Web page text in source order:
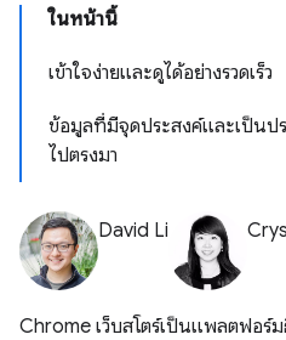
ในหน้านี้
เข้าใจง่ายและดูได้อย่างรวดเร็ว
ข้อมูลที่มีจุดประสงค์และเป็นปร
ไปตรงมา
David Li
Chrome เว็บสโตร์เป็นแพลตฟอร์